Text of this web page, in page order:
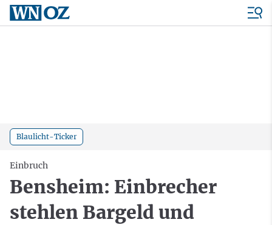
Blaulicht-Ticker
Einbruch
Bensheim: Einbrecher
stehlen Bargeld und